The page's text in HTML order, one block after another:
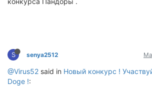
S senya2512
@Virus52 said in Новый конкурс !
Doge !: